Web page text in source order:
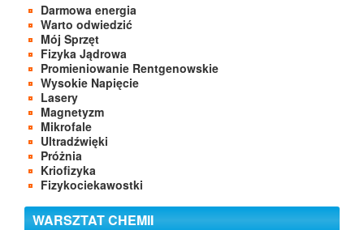
Darmowa energia
Warto odwiedzić
Mój Sprzęt
Fizyka Jądrowa
Promieniowanie Rentgenowskie
Wysokie Napięcie
Lasery
Magnetyzm
Mikrofale
Ultradźwięki
Próżnia
Kriofizyka
Fizykociekawostki
WARSZTAT CHEMII